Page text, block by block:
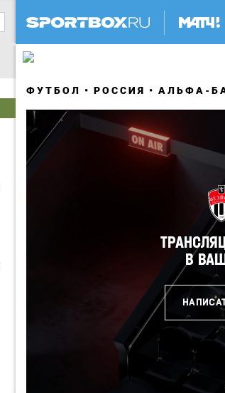
ФУТБОЛ РОССИЯ АЛЬФА-